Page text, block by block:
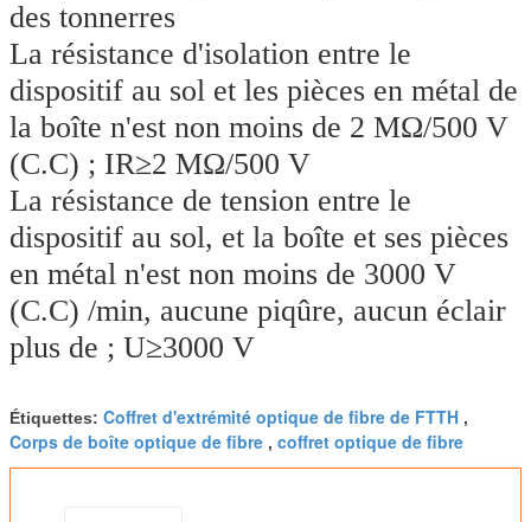
des tonnerres
La résistance d'isolation entre le
dispositif au sol et les pièces en métal de
la boîte n'est non moins de 2 MΩ/500 V
(C.C) ; IR≥2 MΩ/500 V
La résistance de tension entre le
dispositif au sol, et la boîte et ses pièces
en métal n'est non moins de 3000 V
(C.C) /min, aucune piqûre, aucun éclair
plus de ; U≥3000 V
Étiquettes: Coffret d'extrémité optique de fibre de FTTH ,
Corps de boîte optique de fibre , coffret optique de fibre